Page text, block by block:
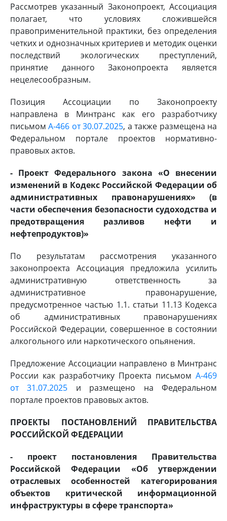
Рассмотрев указанный Законопроект, Ассоциация
полагает, что условиях сложившейся
правоприменительной практики, без определения
четких и однозначных критериев и методик оценки
последствий экологических преступлений,
принятие данного Законопроекта является
нецелесообразным.
Позиция Ассоциации по Законопроекту
направлена в Минтранс как его разработчику
письмомА-466 от 30.07.2025, а также размещена на
Федеральном портале проектов нормативно-
правовых актов.
- Проект Федерального закона «О внесении
изменений в Кодекс Российской Федерации об
административных правонарушениях» (в
части обеспечения безопасности судоходства и
предотвращения разливов нефти и
нефтепродуктов)»
По результатам рассмотрения указанного
законопроекта Ассоциация предложила усилить
административную ответственность за
административное правонарушение,
предусмотренное частью 1.1. статьи 11.13 Кодекса
об административных правонарушениях
Российской Федерации, совершенное в состоянии
алкогольного или наркотического опьянения.
Предложение Ассоциации направлено в Минтранс
России как разработчику Проекта письмом А-469
от 31.07.2025 и размещено на Федеральном
портале проектов правовых актов.
ПРОЕКТЫ ПОСТАНОВЛЕНИЙ ПРАВИТЕЛЬСТВА
РОССИЙСКОЙ ФЕДЕРАЦИИ
- проект постановления Правительства
Российской Федерации «Об утверждении
отраслевых особенностей категорирования
объектов критической информационной
инфраструктуры в сфере транспорта»